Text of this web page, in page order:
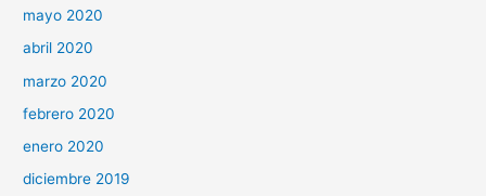
mayo 2020
abril 2020
marzo 2020
febrero 2020
enero 2020
diciembre 2019